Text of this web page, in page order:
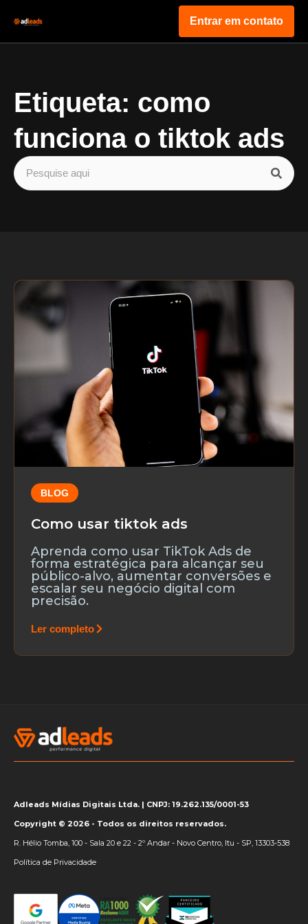
Entrar em contato
Etiqueta: como
funciona o tiktok ads
BLOG
Como usar tiktok ads
Aprenda como usar TikTok Ads de
forma estratégica para alcançar seu
público-alvo, aumentar conversões e
escalar seu negócio digital com
precisão.
Ler completo
Adleads Mídias Digitais Ltda. | CNPJ: 19.262.135/0001-53
Copyright © 2026 - Todos os direitos reservados.
R. Hélio Tomba, 100 - Sala 20 e 22 - 2º Andar - Novo Centro, Itu - SP, 13303-538
Política de Privacidade